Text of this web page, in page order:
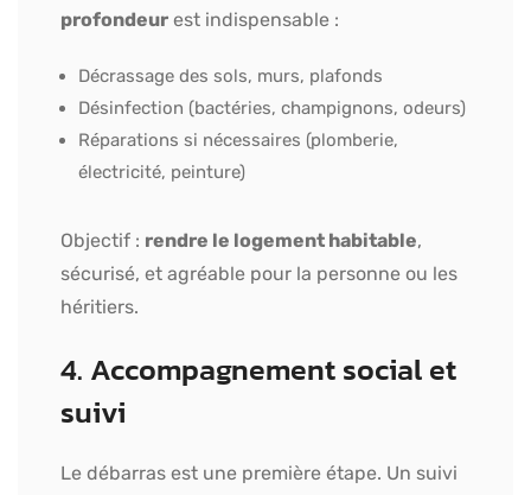
profondeur est indispensable :
Décrassage des sols, murs, plafonds
Désinfection (bactéries, champignons, odeurs)
Réparations si nécessaires (plomberie,
électricité, peinture)
Objectif : rendre le logement habitable,
sécurisé, et agréable pour la personne ou les
héritiers.
4. Accompagnement social et
suivi
Le débarras est une première étape. Un suivi